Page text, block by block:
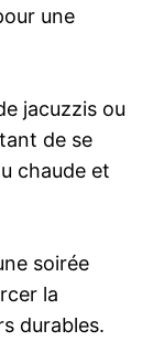
une
jacuzzis ou
de se
chaude et
soirée
la
durables.